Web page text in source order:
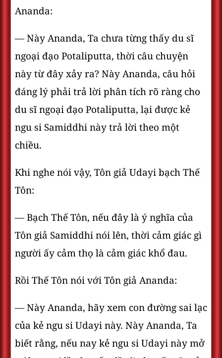
Ananda:
— Này Ananda, Ta chưa từng thấy du sĩ
ngoại đạo Potaliputta, thời câu chuyện
này từ đây xảy ra? Này Ananda, câu hỏi
đáng lý phải trả lời phân tích rõ ràng cho
du sĩ ngoại đạo Potaliputta, lại được kẻ
ngu si Samiddhi này trả lời theo một
chiều.
Khi nghe nói vậy, Tôn giả Udayi bạch Thế
Tôn:
— Bạch Thế Tôn, nếu đây là ý nghĩa của
Tôn giả Samiddhi nói lên, thời cảm giác gì
người ấy cảm thọ là cảm giác khổ đau.
Rồi Thế Tôn nói với Tôn giả Ananda:
— Này Ananda, hãy xem con đường sai lạc
của kẻ ngu si Udayi này. Này Ananda, Ta
biết rằng, nếu nay kẻ ngu si Udayi này mở